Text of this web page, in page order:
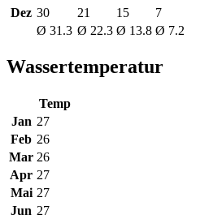
Dez 30 21 15
7
Ø 31.3 Ø 22.3 Ø 13.8 Ø 7.2
Wassertemperatur
Temp
Jan 27
Feb 26
Mar 26
Apr 27
Mai 27
Jun 27